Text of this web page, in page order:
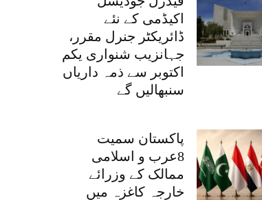
اکیڈمی کے نئے
ڈائریکٹر جنرل مقرر،
جہانزیب شنواری یکم
اکتوبر سے ذمہ داریاں
سنبھالیں گے
پاکستان سمیت
8عرب و اسلامی
ممالک کے وزرائے
خارجہ کاغزہ میں